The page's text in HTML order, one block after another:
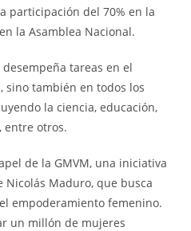
participación del 70% en la
la Asamblea Nacional.
tareas en el
también en todos los
la ciencia, educación,
entre otros.
de la GMVM, una iniciativa
Maduro, que busca
empoderamiento femenino.
un millón de mujeres